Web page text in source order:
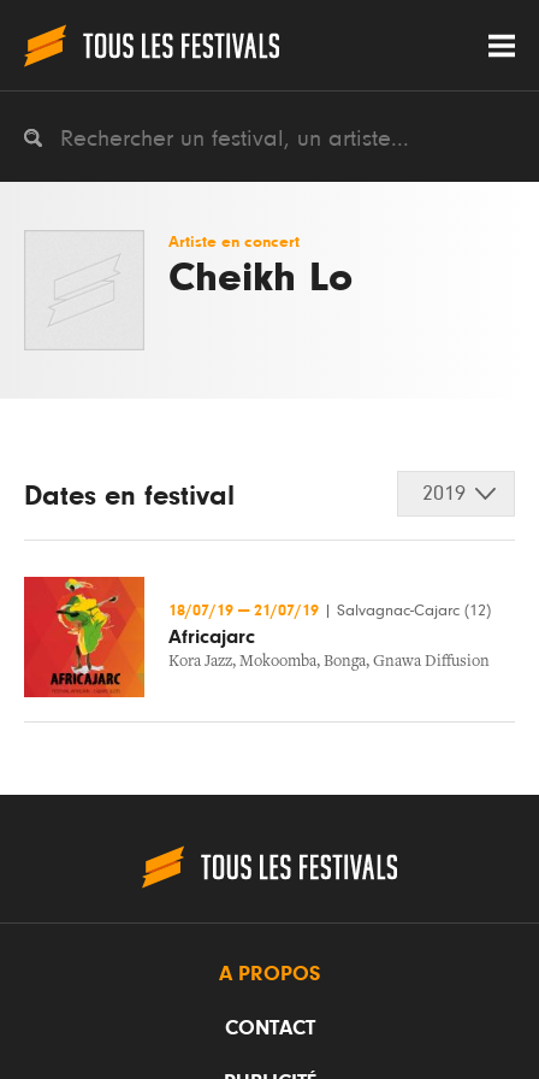
Artiste en concert
Cheikh Lo
Dates en festival 2019
18/07/19 — 21/07/19 Salvagnac-Cajarc (12)
Africajarc
Kora Jazz, Mokoomba, Bonga, Gnawa Diffusion
A PROPOS
CONTACT